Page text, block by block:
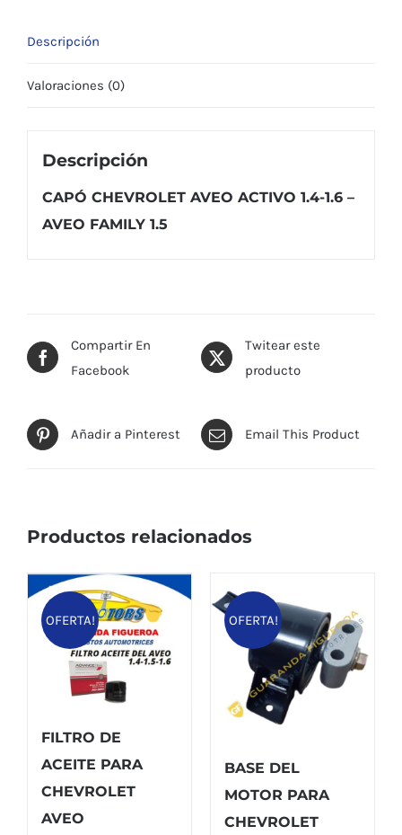
Descripción
Valoraciones (0)
Descripción
CAPÓ CHEVROLET AVEO ACTIVO 1.4-1.6 –
AVEO FAMILY 1.5
Compartir En
Facebook
Twitear este
producto
Añadir a Pinterest Email This Product
Productos relacionados
OFERTA!
FILTRO DE
ACEITE PARA
CHEVROLET
AVEO
OFERTA!
BASE DEL
MOTOR PARA
CHEVROLET